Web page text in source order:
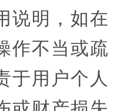
说明，如在
作不当或疏
于用户个人